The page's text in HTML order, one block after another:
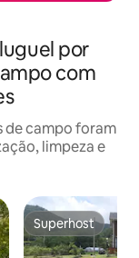
por
com
de campo foram
limpeza e
Superhost
Superhost